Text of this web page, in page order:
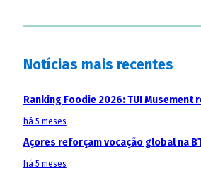
Notícias mais recentes
Ranking Foodie 2026: TUI
há 5 meses
Açores reforçam vocação global na
há 5 meses